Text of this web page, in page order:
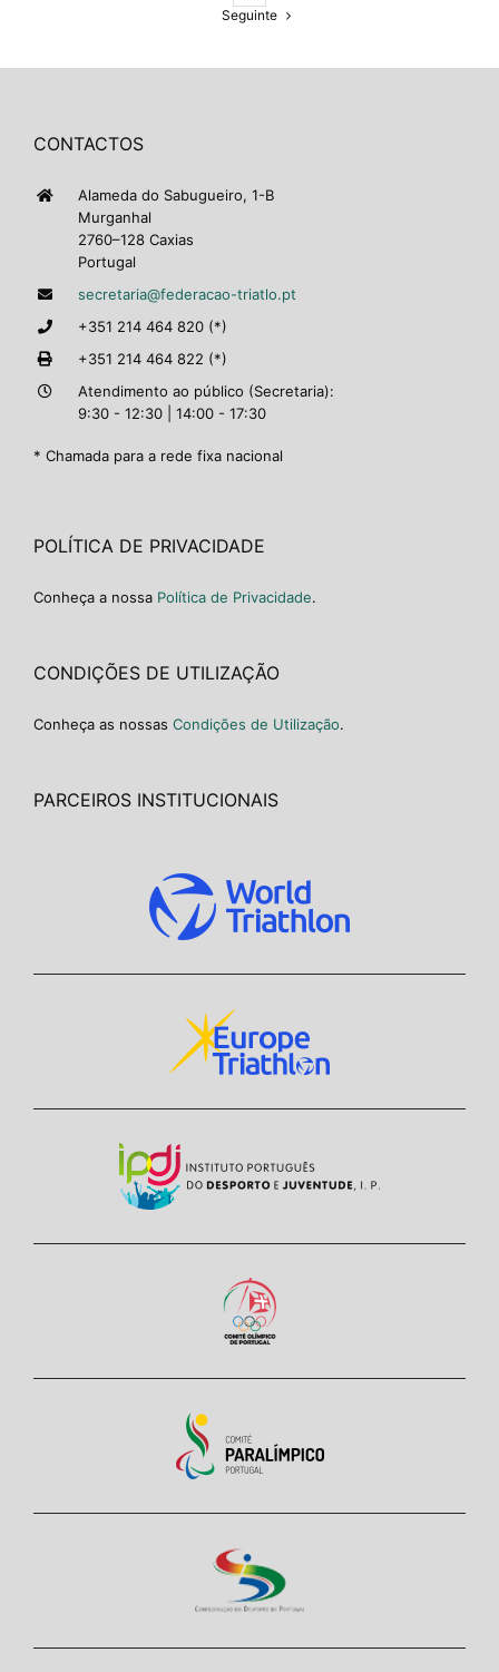
Seguinte
CONTACTOS
Alameda do Sabugueiro, 1-B
Murganhal
2760–128 Caxias
Portugal
secretaria@federacao-triatlo.pt
+351 214 464 820 (*)
+351 214 464 822 (*)
Atendimento ao público (Secretaria):
9:30 - 12:30 | 14:00 - 17:30
* Chamada para a rede fixa nacional
POLÍTICA DE PRIVACIDADE
Conheça a nossa Política de Privacidade.
CONDIÇÕES DE UTILIZAÇÃO
Conheça as nossas Condições de Utilização.
PARCEIROS INSTITUCIONAIS